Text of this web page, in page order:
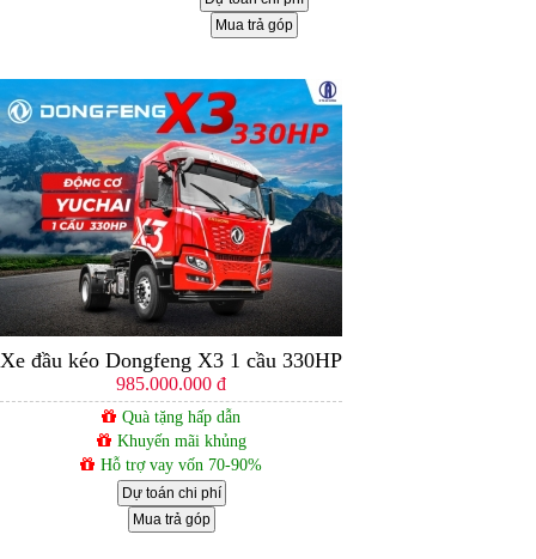
Mua trả góp
Xe đầu kéo Dongfeng X3 1 cầu 330HP
985.000.000 đ
Quà tặng hấp dẫn
Khuyến mãi khủng
Hỗ trợ vay vốn 70-90%
Dự toán chi phí
Mua trả góp